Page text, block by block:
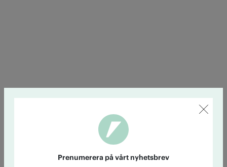
Prenumerera på vårt nyhetsbrev